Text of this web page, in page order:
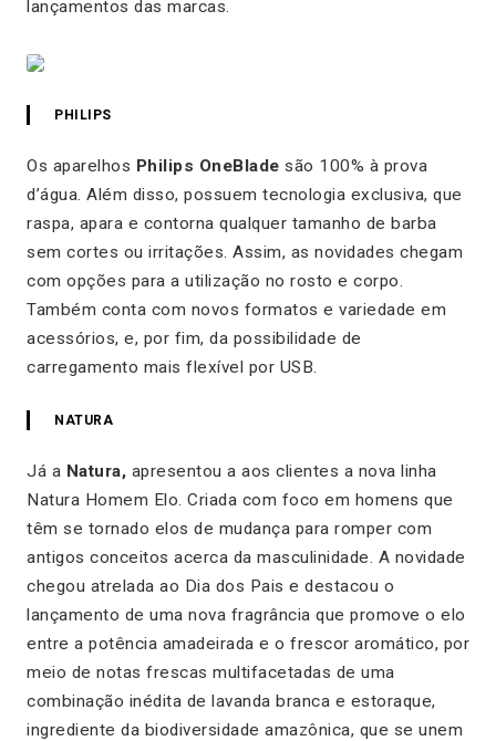
lançamentos das marcas.
PHILIPS
Os aparelhos Philips OneBlade são 100% à prova
d’água. Além disso, possuem tecnologia exclusiva, que
raspa, apara e contorna qualquer tamanho de barba
sem cortes ou irritações. Assim, as novidades chegam
com opções para a utilização no rosto e corpo.
Também conta com novos formatos e variedade em
acessórios, e, por fim, da possibilidade de
carregamento mais flexível por USB.
NATURA
Já a Natura, apresentou a aos clientes a nova linha
Natura Homem Elo. Criada com foco em homens que
têm se tornado elos de mudança para romper com
antigos conceitos acerca da masculinidade. A novidade
chegou atrelada ao Dia dos Pais e destacou o
lançamento de uma nova fragrância que promove o elo
entre a potência amadeirada e o frescor aromático, por
meio de notas frescas multifacetadas de uma
combinação inédita de lavanda branca e estoraque,
ingrediente da biodiversidade amazônica, que se unem